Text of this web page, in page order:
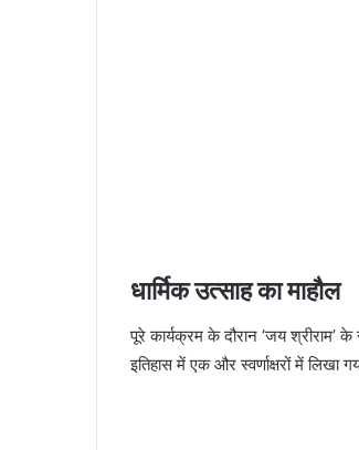
धार्मिक उत्साह का माहौल
पूरे कार्यक्रम के दौरान ‘जय श्रीराम’
इतिहास में एक और स्वर्णाक्षरों में लिखा